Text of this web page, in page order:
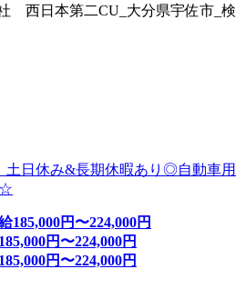
西日本第二CU_大分県宇佐市_検
土日休み&長期休暇あり◎自動車用
185,000円〜224,000円
円〜224,000円
円〜224,000円